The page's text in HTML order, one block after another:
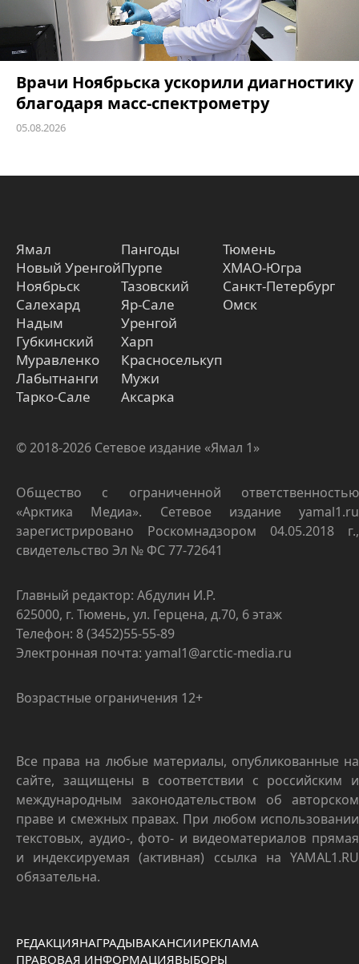
Врачи Ноябрьска ускорили диагностику
благодаря масс-спектрометру
05.08.2026
Ямал
Новый Уренгой
Ноябрьск
Салехард
Надым
Губкинский
Муравленко
Лабытнанги
Тарко-Сале
Пангоды
Пурпе
Тазовский
Яр-Сале
Уренгой
Харп
Красноселькуп
Мужи
Аксарка
Тюмень
ХМАО-Югра
Санкт-Петербург
Омск
© 2018-2026 Сетевое издание «Ямал 1»
Общество с ограниченной ответственностью
«Арктика Медиа». Сетевое издание yamal1.ru
зарегистрировано Роскомнадзором 04.05.2018 г.,
свидетельство Эл № ФС 77-72641
Главный редактор: Абдулин И.Р.
625000, г. Тюмень, ул. Герцена, д.70, 6 этаж
Телефон: 8 (3452)55-55-89
Электронная почта: yamal1@arctic-media.ru
Возрастные ограничения 12+
Все права на любые материалы, опубликованные на
сайте, защищены в соответствии с российским и
международным законодательством об авторском
праве и смежных правах. При любом использовании
текстовых, аудио-, фото- и видеоматериалов прямая
и индексируемая (активная) ссылка на YAMAL1.RU
обязательна.
РЕДАКЦИЯНАГРАДЫВАКАНСИИРЕКЛАМА
ПРАВОВАЯ ИНФОРМАЦИЯВЫБОРЫ